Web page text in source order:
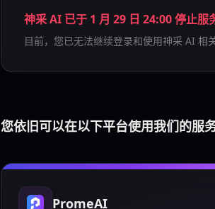
神采 AI 已于 1 月 29 日 24:00 停止服
目前，您已无法继续登录和使用神采 AI 相
您依旧可以在以下平台使用我们的服
PromeAI